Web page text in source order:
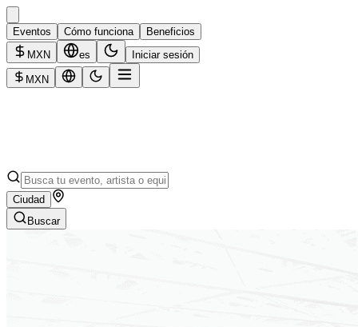
Eventos Cómo funciona
Beneficios
MXN
es Iniciar sesión
MXN
Ciudad
Buscar